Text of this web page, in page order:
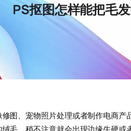
PS抠图怎样能把毛
图、宠物照片处理或者制作电商产